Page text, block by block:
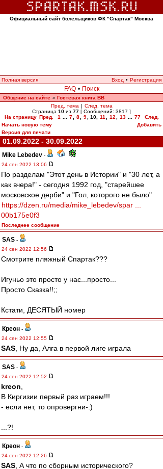
Официальный сайт болельщиков ФК "Спартак" Москва
Полная версия Вход • Регистрация
FAQ • Поиск
Общение на сайте » Гостевая книга ВВ
Пред. тема | След. тема
Страница 10 из 77 [ Сообщений: 3817 ]
На страницу Пред. 1 7 8 9 10, 11 12 13 77
След.
Начать новую тему
Добавить
Версия для печати
01.09.2022 - 30.09.2022
Mike Lebedev -
24 сен 2022 13:06
По разделам "Этот день в Истории" и "30 лет, а
как вчера!" - сегодня 1992 год, "старейшее
московское дерби" и "Гол, которого не было"
https://dzen.ru/media/mike_lebedev/spar ...
00b175e0f3
Последнее сообщение
SAS -
24 сен 2022 12:56
Смотрите пляжный Спартак???
Игуньо это просто у нас...просто...
Просто Сказка!!;;
Кстати, ДЕСЯТЫЙ номер
Креон -
24 сен 2022 12:55
SAS , Ну да, Алга в первой лиге играла
SAS -
24 сен 2022 12:52
kreon
В Киргизии первый раз играем!!!
- если нет, то опровергни-:)
...?!
Креон -
24 сен 2022 12:26
SAS , А что по сборным исторического?